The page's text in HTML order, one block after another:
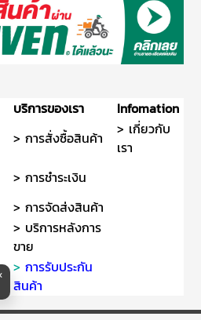
บริการของเรา
Infomation
> การสั่งซื้อสินค้า
> เกี่ยวกับ
เรา
> การชำระเงิน
> การจัดส่งสินค้า
> บริการหลังการ
ขาย
> การรับประกัน
สินค้า